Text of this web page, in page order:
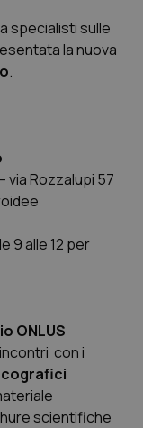
Ulcerosa
specialisti sulle
la nuova
.
via Rozzalupi 57
9 alle 12 per
ONLUS
con i
scientifiche